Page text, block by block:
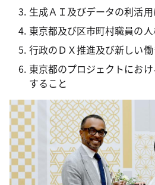
生成ＡＩ及びデータの利活
東京都及び区市町村職員の
行政のＤＸ推進及び新しい
東京都のプロジェクトにお
すること